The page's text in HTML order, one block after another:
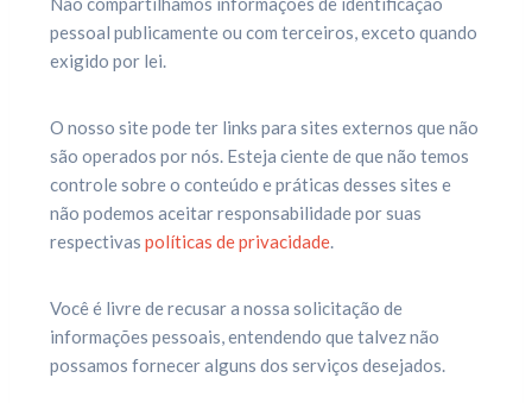
pessoal publicamente ou com terceiros, exceto quando
exigido por lei.
O nosso site pode ter links para sites externos que não
são operados por nós. Esteja ciente de que não temos
controle sobre o conteúdo e práticas desses sites e
não podemos aceitar responsabilidade por suas
respectivas políticas de privacidade.
Você é livre de recusar a nossa solicitação de
informações pessoais, entendendo que talvez não
possamos fornecer alguns dos serviços desejados.